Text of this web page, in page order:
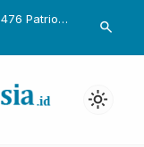
Patriot
Gubernur
untuk
search
light_mode